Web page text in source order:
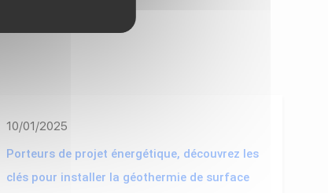
10/01/2025
Porteurs de projet énergétique, découvrez les
clés pour installer la géothermie de surface